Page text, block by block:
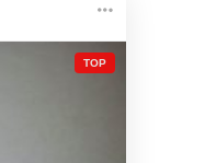
TOP